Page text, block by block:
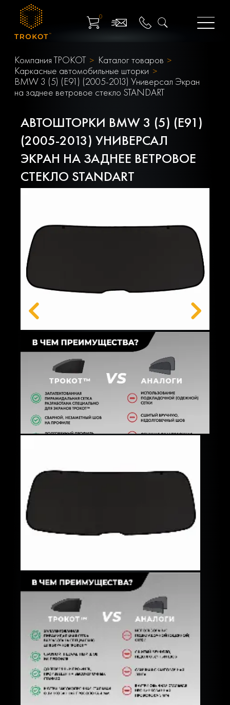
0
Компания ТРОКОТ
Каталог товаров
Каркасные автомобильные шторки
BMW 3 (5) (E91) (2005-2013) Универсал Экран
на заднее ветровое стекло STANDART
АВТОШТОРКИ BMW 3 (5) (E91)
(2005-2013) УНИВЕРСАЛ
ЭКРАН НА ЗАДНЕЕ ВЕТРОВОЕ
СТЕКЛО STANDART